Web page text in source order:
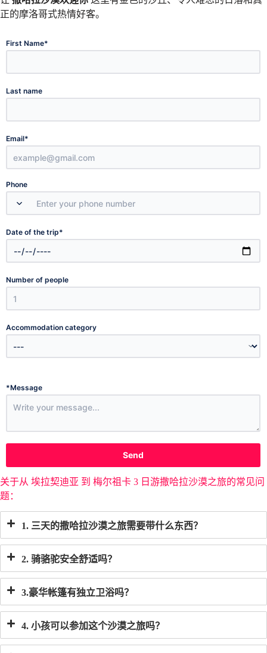
正的摩洛哥式热情好客。
First Name*
Last name
Email*
Phone
Date of the trip*
Number of people
Accommodation category
*Message
Send
关于从 埃拉契迪亚 到 梅尔祖卡 3 日游撒哈拉沙漠之旅的常见问
题：
1. 三天的撒哈拉沙漠之旅需要带什么东西？
2. 骑骆驼安全舒适吗？
3.豪华帐篷有独立卫浴吗？
4. 小孩可以参加这个沙漠之旅吗？